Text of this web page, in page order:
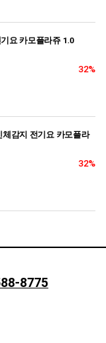
요 카모플라쥬 1.0
32%
체감지 전기요 카모플라
32%
8775